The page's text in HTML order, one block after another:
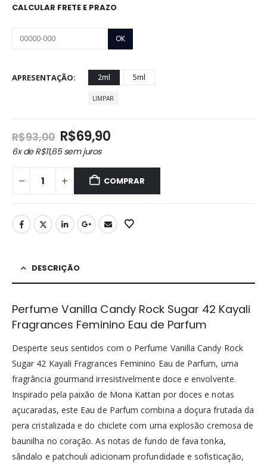
R$167,90
CALCULAR FRETE E PRAZO
APRESENTAÇÃO 2ml 5ml
LIMPAR
R$93,00 O
preço
original
era:
R$93,00.
R$69,90O
é:
R$69,90.
6x deR$11,65sem juros
COMPRAR
DESCRIÇÃO
Perfume Vanilla Candy Rock Sugar 42 Kayali
Fragrances Feminino Eau de Parfum
Desperte seus sentidos com o Perfume Vanilla Candy Rock
Sugar 42 Kayali Fragrances Feminino Eau de Parfum, uma
fragrância gourmand irresistivelmente doce e envolvente.
Inspirado pela paixão de Mona Kattan por doces e notas
açucaradas, este Eau de Parfum combina a doçura frutada da
pera cristalizada e do chiclete com uma explosão cremosa de
baunilha no coração. As notas de fundo de fava tonka,
sândalo e patchouli adicionam profundidade e sofisticação,